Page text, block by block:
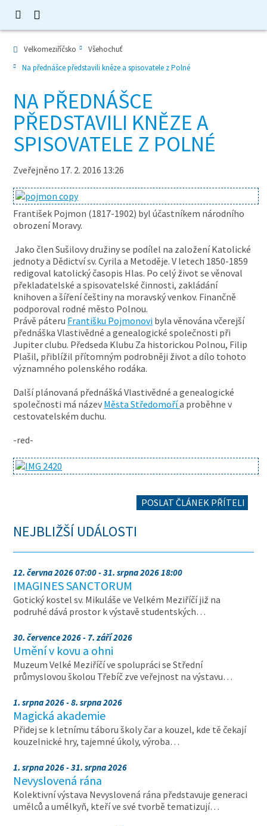
Velkomeziříčsko
Všehochuť
Na přednášce představili kněze a spisovatele z Polné
NA PŘEDNÁŠCE
PŘEDSTAVILI KNĚZE A
SPISOVATELE Z POLNÉ
Zveřejněno 17. 2. 2016 13:26
František Pojmon (1817-1902) byl účastníkem národního
obrození Moravy.
Jako člen Sušilovy družiny se podílel na založení Katolické
jednoty a Dědictví sv. Cyrila a Metoděje. V letech 1850-1859
redigoval katolický časopis Hlas. Po celý život se věnoval
překladatelské a spisovatelské činnosti, zakládání
knihoven a šíření češtiny na moravský venkov. Finančně
podporoval rodné město Polnou.
Právě páteru Františku Pojmonovi byla věnována včerejší
přednáška Vlastivědné a genealogické společnosti při
Jupiter clubu. Předseda Klubu Za historickou Polnou, Filip
Plašil, přiblížil přítomným podrobněji život a dílo tohoto
významného polenského rodáka.
Další plánovaná přednášká Vlastivědné a genealogické
společnosti má název Města Středomořía proběhne v
cestovatelském duchu.
-red-
POSLAT ČLÁNEK PŘÍTELI
NEJBLIŽŠÍ UDÁLOSTI
12. června 2026 07:00 - 31. srpna 2026 18:00
IMAGINES SANCTORUM
Gotický kostel sv. Mikuláše ve Velkém Meziříčí již na
podruhé dává prostor k výstavě studentských…
30. července 2026 - 7. září 2026
Umění v kovu a ohni
Muzeum Velké Meziříčí ve spolupráci se Střední
průmyslovou školou Třebíč zve veřejnost na výstavu…
1. srpna 2026 - 8. srpna 2026
Magická akademie
Přidej se k letnímu táboru školy čar a kouzel, kde tě čekají
kouzelnické hry, tajemné úkoly, výroba…
1. srpna 2026 - 31. srpna 2026
Nevyslovená rána
Kolektivní výstava Nevyslovená rána představuje generaci
umělců a umělkyň, kteří ve své tvorbě tematizují…